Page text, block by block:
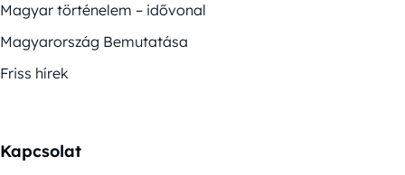
Magyar történelem – idővonal
Magyarország Bemutatása
Friss hírek
Kapcsolat